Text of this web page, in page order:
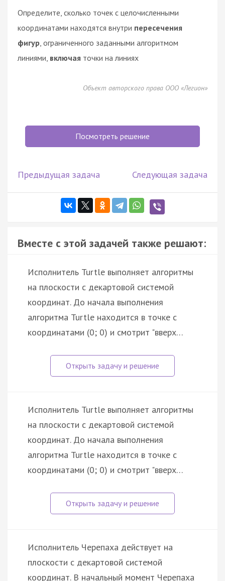
Определите, сколько точек с целочисленными
координатами находятся внутри пересечения
фигур , ограниченного заданными алгоритмом
линиями, включая точки на линиях
Объект авторского права ООО «Легион»
Посмотреть решение
Предыдущая задача Следующая задача
Вместе с этой задачей также решают:
Исполнитель Turtle выполняет алгоритмы
на плоскости с декартовой системой
координат. До начала выполнения
алгоритма Turtle находится в точке с
координатами (0; 0) и смотрит "вверх…
Исполнитель Turtle выполняет алгоритмы
на плоскости с декартовой системой
координат. До начала выполнения
алгоритма Turtle находится в точке с
координатами (0; 0) и смотрит "вверх…
Исполнитель Черепаха действует на
плоскости с декартовой системой
координат. В начальный момент Черепаха